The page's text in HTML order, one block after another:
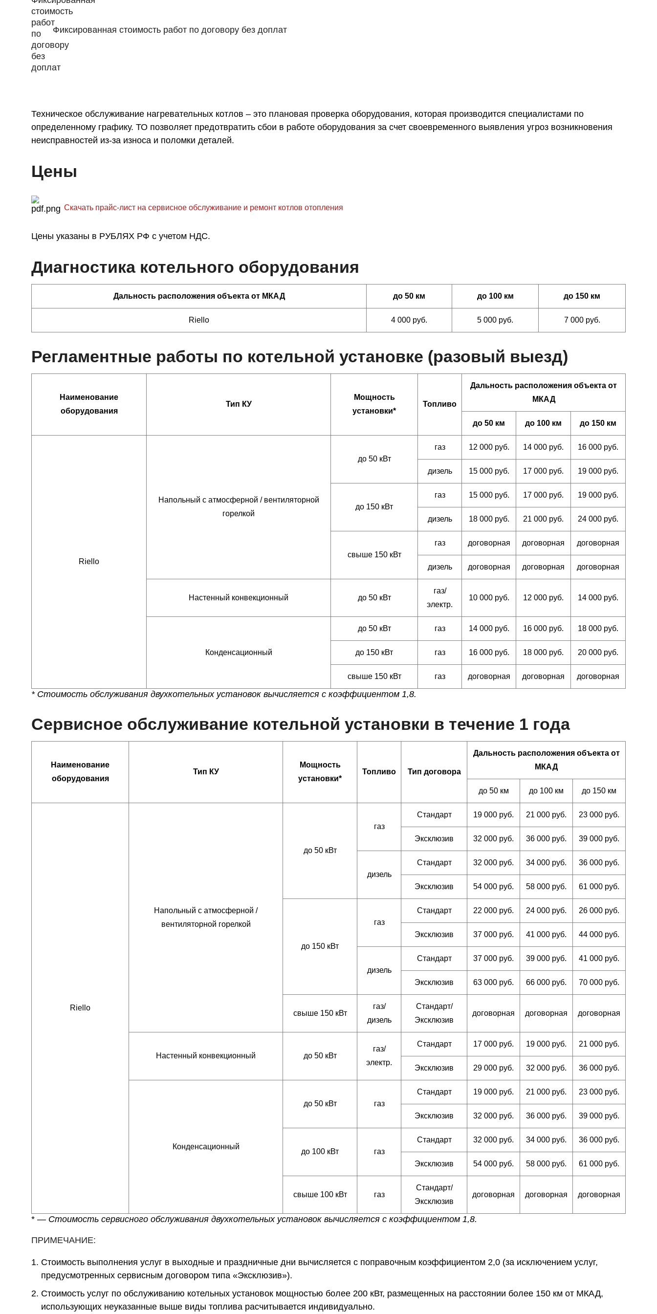
Фиксированная стоимость работ по договору без доплат
Техническое обслуживание нагревательных котлов – это плановая проверка оборудования, которая производится специалистами по
определенному графику. ТО позволяет предотвратить сбои в работе оборудования за счет своевременного выявления угроз возникновения
неисправностей из-за износа и поломки деталей.
Цены
Скачать прайс-лист на сервисное обслуживание и ремонт котлов отопления
Цены указаны в РУБЛЯХ РФ с учетом НДС.
Диагностика котельного оборудования
Дальность расположения объекта от МКАД до 50 км до 100 км до 150 км
Riello 4 000 руб. 5 000 руб. 7 000 руб.
Регламентные работы по котельной установке (разовый выезд)
Наименование
оборудования
Тип КУ
Мощность
установки*
Топливо
Дальность расположения объекта от
МКАД
до 50 км до 100 км до 150 км
Riello
Напольный с атмосферной / вентиляторной
горелкой
до 50 кВт
газ 12 000 руб. 14 000 руб. 16 000 руб.
дизель 15 000 руб. 17 000 руб. 19 000 руб.
до 150 кВт
газ 15 000 руб. 17 000 руб. 19 000 руб.
дизель 18 000 руб. 21 000 руб. 24 000 руб.
свыше 150 кВт
газ договорная договорная договорная
дизель договорная договорная договорная
Настенный конвекционный до 50 кВт
газ/
электр.
10 000 руб. 12 000 руб. 14 000 руб.
Конденсационный
до 50 кВт газ 14 000 руб. 16 000 руб. 18 000 руб.
до 150 кВт газ 16 000 руб. 18 000 руб. 20 000 руб.
свыше 150 кВт газ договорная договорная договорная
* Стоимость обслуживания двухкотельных установок вычисляется с коэффициентом 1,8.
Сервисное обслуживание котельной установки в течение 1 года
Наименование
оборудования
Тип КУ
Мощность
установки*
Топливо Тип договора
Дальность расположения объекта от
МКАД
до 50 км до 100 км до 150 км
Riello
Напольный с атмосферной /
вентиляторной горелкой
до 50 кВт
газ
Стандарт 19 000 руб. 21 000 руб. 23 000 руб.
Эксклюзив 32 000 руб. 36 000 руб. 39 000 руб.
дизель
Стандарт 32 000 руб. 34 000 руб. 36 000 руб.
Эксклюзив 54 000 руб. 58 000 руб. 61 000 руб.
до 150 кВт
газ
Стандарт 22 000 руб. 24 000 руб. 26 000 руб.
Эксклюзив 37 000 руб. 41 000 руб. 44 000 руб.
дизель
Стандарт 37 000 руб. 39 000 руб. 41 000 руб.
Эксклюзив 63 000 руб. 66 000 руб. 70 000 руб.
свыше 150 кВт
газ/
дизель
Стандарт/
Эксклюзив
договорная договорная договорная
Настенный конвекционный до 50 кВт
газ/
электр.
Стандарт 17 000 руб. 19 000 руб. 21 000 руб.
Эксклюзив 29 000 руб. 32 000 руб. 36 000 руб.
Конденсационный
до 50 кВт газ
Стандарт 19 000 руб. 21 000 руб. 23 000 руб.
Эксклюзив 32 000 руб. 36 000 руб. 39 000 руб.
до 100 кВт газ
Стандарт 32 000 руб. 34 000 руб. 36 000 руб.
Эксклюзив 54 000 руб. 58 000 руб. 61 000 руб.
свыше 100 кВт газ
Стандарт/
Эксклюзив
договорная договорная договорная
* — Стоимость сервисного обслуживания двухкотельных установок вычисляется с коэффициентом 1,8.
ПРИМЕЧАНИЕ:
Стоимость выполнения услуг в выходные и праздничные дни вычисляется с поправочным коэффициентом 2,0 (за исключением услуг,
предусмотренных сервисным договором типа «Эксклюзив»).
Стоимость услуг по обслуживанию котельных установок мощностью более 200 кВт, размещенных на расстоянии более 150 км от МКАД,
использующих неуказанные выше виды топлива расчитывается индивидуально.